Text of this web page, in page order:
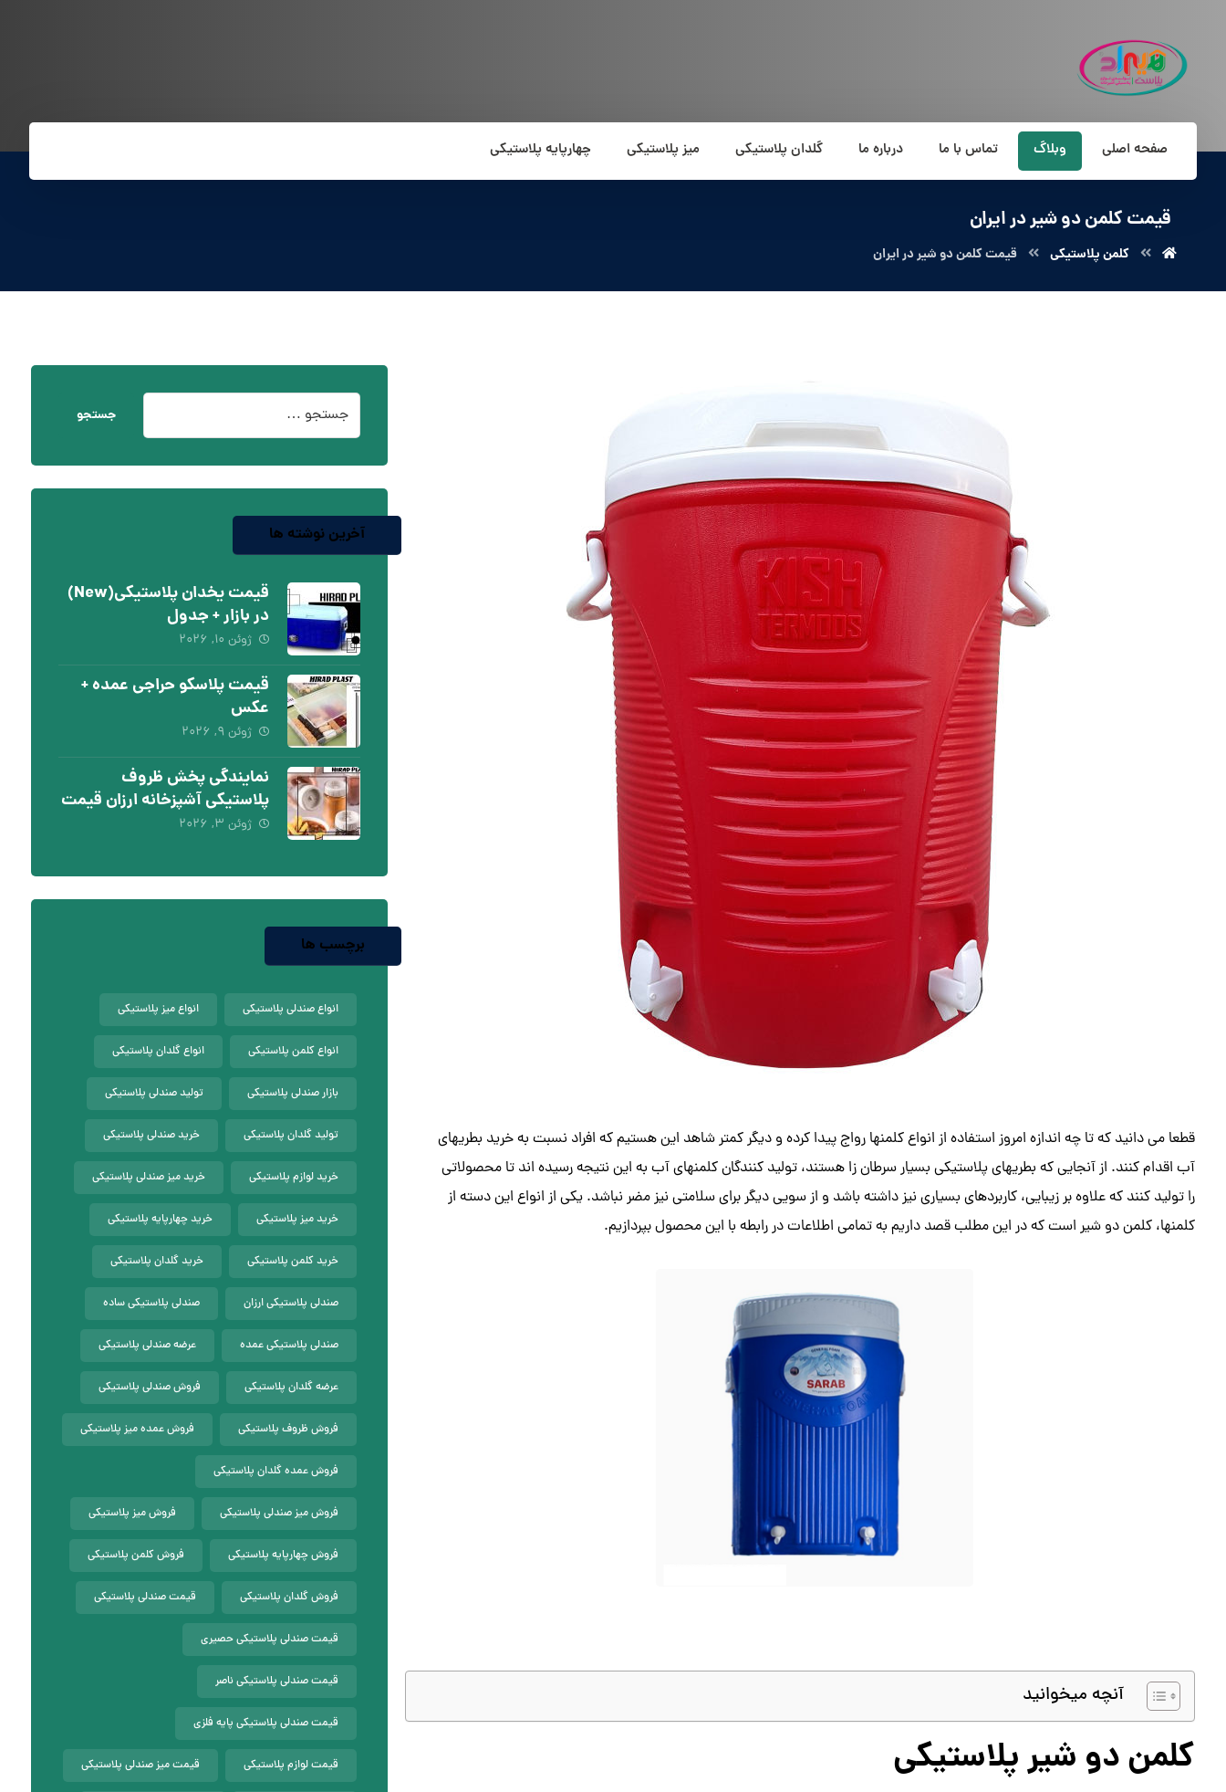
صفحه اصلی وبلاگ تماس با ما درباره ما گلدان پلاستیکی میز پلاستیکی چهارپایه پلاستیکی
قیمت کلمن دو شیر در ایران
کلمن پلاستیکی قیمت کلمن دو شیر در ایران
قطعا می دانید که تا چه اندازه امروز استفاده از انواع کلمنها رواج پیدا کرده و دیگر کمتر شاهد این هستیم که افراد نسبت به خرید بطریهای
آب اقدام کنند. از آنجایی که بطریهای پلاستیکی بسیار سرطان زا هستند، تولید کنندگان کلمنهای آب به این نتیجه رسیده اند تا محصولاتی
را تولید کنند که علاوه بر زیبایی، کاربردهای بسیاری نیز داشته باشد و از سویی دیگر برای سلامتی نیز مضر نباشد. یکی از انواع این دسته از
کلمنها، کلمن دو شیر است که در این مطلب قصد داریم به تمامی اطلاعات در رابطه با این محصول بپردازیم.
آنچه میخوانید
کلمن دو شیر پلاستیکی
جستجو
آخرین نوشته ها
قیمت یخدان پلاستیکی(New)
در بازار + جدول
ژوئن ۱۰, ۲۰۲۶
قیمت پلاسکو حراجی عمده +
عکس
ژوئن ۹, ۲۰۲۶
نمایندگی پخش ظروف
پلاستیکی آشپزخانه ارزان قیمت
ژوئن ۳, ۲۰۲۶
برچسب ها
انواع صندلی پلاستیکی انواع میز پلاستیکی
انواع کلمن پلاستیکی انواع گلدان پلاستیکی
بازار صندلی پلاستیکی تولید صندلی پلاستیکی
تولید گلدان پلاستیکی خرید صندلی پلاستیکی
خرید لوازم پلاستیکی خرید میز صندلی پلاستیکی
خرید میز پلاستیکی خرید چهارپایه پلاستیکی
خرید کلمن پلاستیکی خرید گلدان پلاستیکی
صندلی پلاستیکی ارزان صندلی پلاستیکی ساده
صندلی پلاستیکی عمده عرضه صندلی پلاستیکی
عرضه گلدان پلاستیکی فروش صندلی پلاستیکی
فروش ظروف پلاستیکی فروش عمده میز پلاستیکی
فروش عمده گلدان پلاستیکی
فروش میز صندلی پلاستیکی فروش میز پلاستیکی
فروش چهارپایه پلاستیکی فروش کلمن پلاستیکی
فروش گلدان پلاستیکی قیمت صندلی پلاستیکی
قیمت صندلی پلاستیکی حصیری
قیمت صندلی پلاستیکی ناصر
قیمت صندلی پلاستیکی پایه فلزی
قیمت لوازم پلاستیکی قیمت میز صندلی پلاستیکی